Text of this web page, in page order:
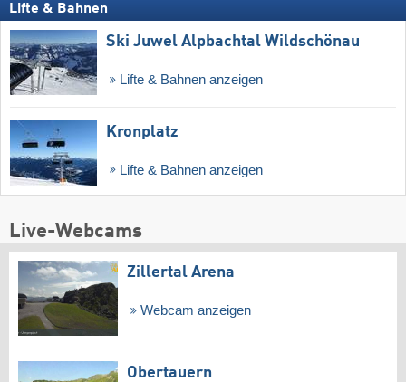
Lifte & Bahnen
Ski Juwel Alpbachtal Wildschönau
Lifte & Bahnen anzeigen
Kronplatz
Lifte & Bahnen anzeigen
Live-Webcams
Zillertal Arena
Webcam anzeigen
Obertauern